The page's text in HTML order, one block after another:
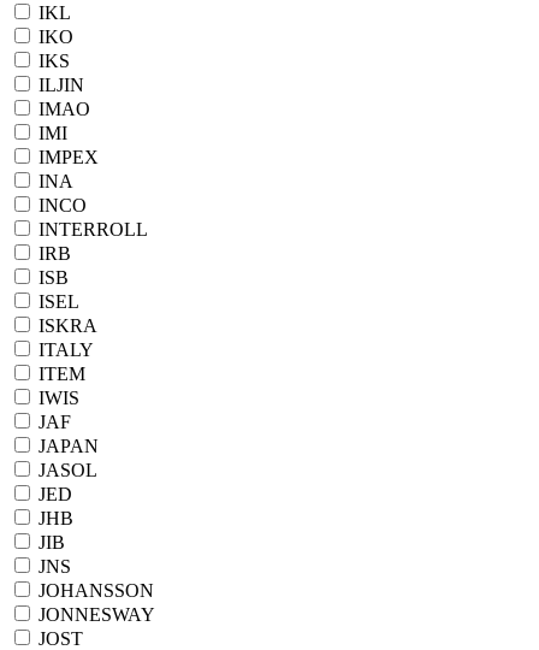
IKL
IKO
IKS
ILJIN
IMAO
IMI
IMPEX
INA
INCO
INTERROLL
IRB
ISB
ISEL
ISKRA
ITALY
ITEM
IWIS
JAF
JAPAN
JASOL
JED
JHB
JIB
JNS
JOHANSSON
JONNESWAY
JOST